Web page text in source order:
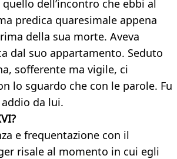
dell’incontro che ebbi al
predica quaresimale appena
della sua morte. Aveva
dal suo appartamento. Seduto
sofferente ma vigile, ci
lo sguardo che con le parole. Fu
da lui.
e frequentazione con il
risale al momento in cui egli